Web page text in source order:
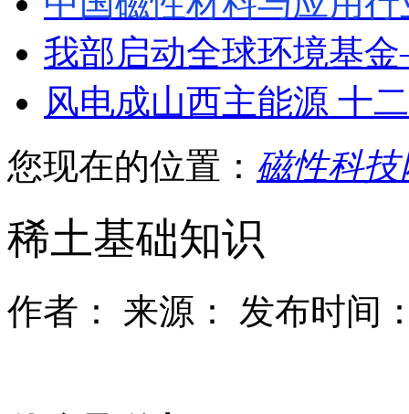
我部启动全球环境基
风电成山西主能源 十
您现在的位置： 磁性科技
稀土基础知识
作者： 来源： 发布时间